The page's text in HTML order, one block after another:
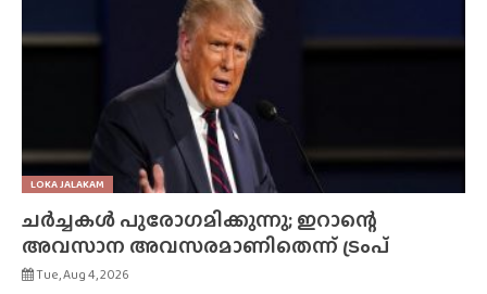
LOKA JALAKAM
ചർച്ചകൾ പുരോഗമിക്കുന്നു; ഇറാന്റെ
അവസാന അവസരമാണിതെന്ന് ട്രംപ്
Tue, Aug 4, 2026